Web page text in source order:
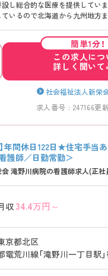
し総合的な医療を提供してい
いるので北海道から九州地方
興味ある方には、面接対策ポイン
でお気軽にご相談ください。
簡単1分！
この求人につ
詳しく聞いて
社会福祉法人新栄
求人番号 : 247166更
】年間休日122日★住宅手当
護師／日勤常勤＞
滝野川病院の看護師求人(正社
収 34.4万円～
京都北区
電荒川線「滝野川一丁目駅